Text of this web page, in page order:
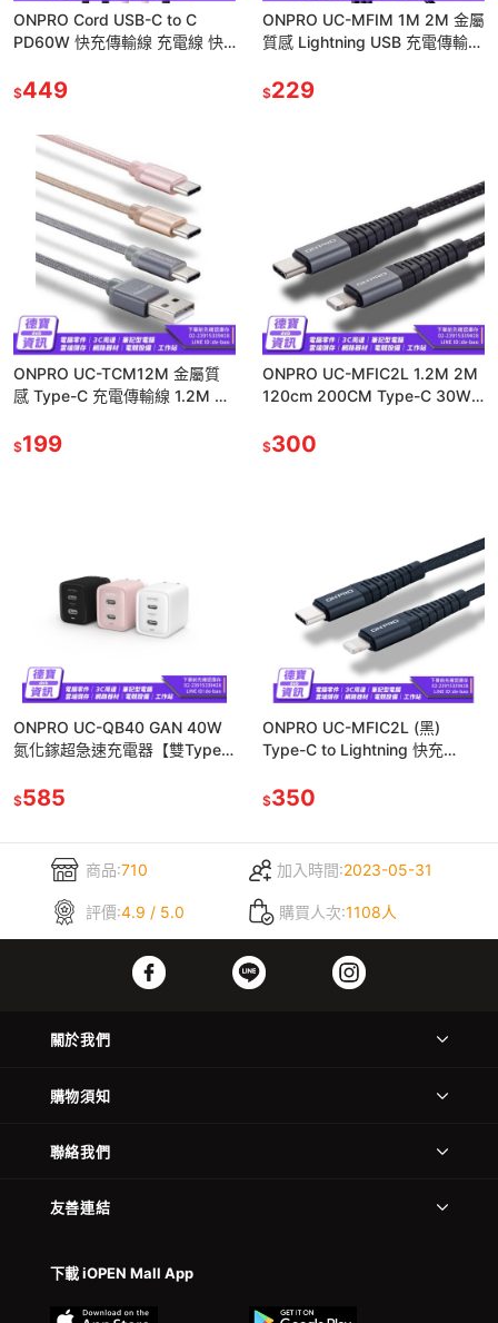
ONPRO Cord USB-C to C
PD60W 快充傳輸線 充電線 快
$449
ONPRO UC-MFIM 1M 2M 金屬
質感 Lightning USB 充電傳輸線
$229
ONPRO UC-TCM12M 金屬質
感 Type-C 充電傳輸線 1.2M 充
$199
ONPRO UC-MFIC2L 1.2M 2M
120cm 200CM Type-C 30W
$300
ONPRO UC-QB40 GAN 40W
氮化鎵超急速充電器【雙Type-
$585
ONPRO UC-MFIC2L (黑)
Type-C to Lightning 快充
$350
商品:710 加入時間:2023-05-31
評價:4.9 / 5.0 購買人次:1108人
關於我們
購物須知
聯絡我們
友善連結
下載 iOPEN Mall App